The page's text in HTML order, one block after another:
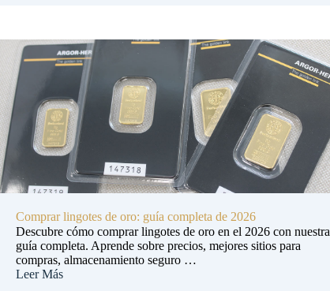
Comprar lingotes de oro: guía completa de 2026
Descubre cómo comprar lingotes de oro en el 2026 con nuestra
guía completa. Aprende sobre precios, mejores sitios para
compras, almacenamiento seguro …
Leer Más